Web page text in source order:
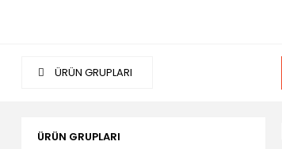
ÜRÜN GRUPLARI
ÜRÜN GRUPLARI